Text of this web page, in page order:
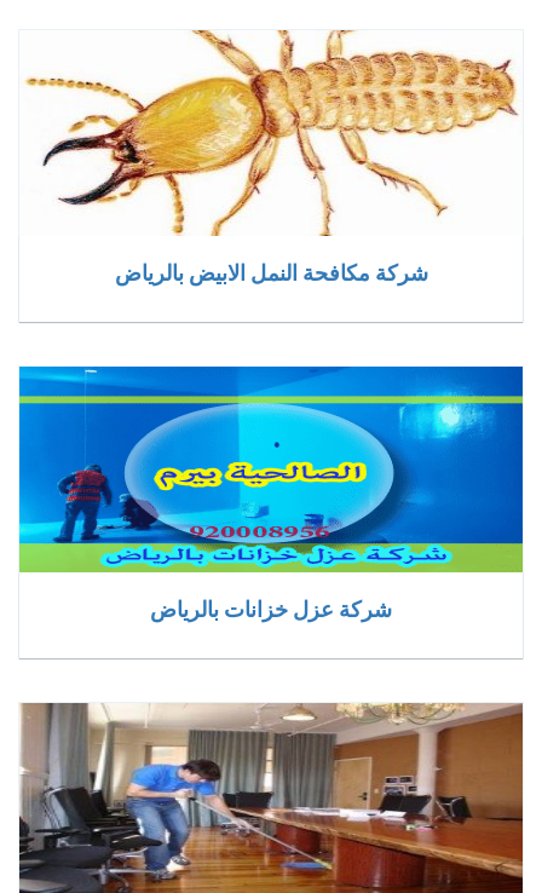
شركة مكافحة النمل الابيض بالرياض
شركة عزل خزانات بالرياض